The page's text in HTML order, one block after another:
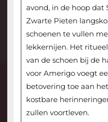
avond, in de hoop dat
Zwarte Pieten
schoenen te vullen
lekkernijen. Het
van de schoen bij de
voor Amerigo voegt
betovering toe aan
kostbare
zullen voortleven.